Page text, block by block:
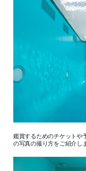
鑑賞するためのチケットや
の写真の撮り方をご紹介し